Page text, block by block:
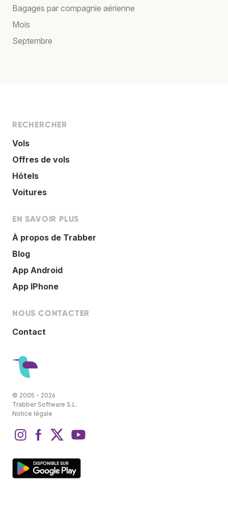
Bagages par compagnie aérienne
Mois
Septembre
RECHERCHER
Vols
Offres de vols
Hôtels
Voitures
EN SAVOIR PLUS
À propos de Trabber
Blog
App Android
App IPhone
NOUS CONTACTER
Contact
© 2005 - 2026
Trabber Software S.L.
Notice légale